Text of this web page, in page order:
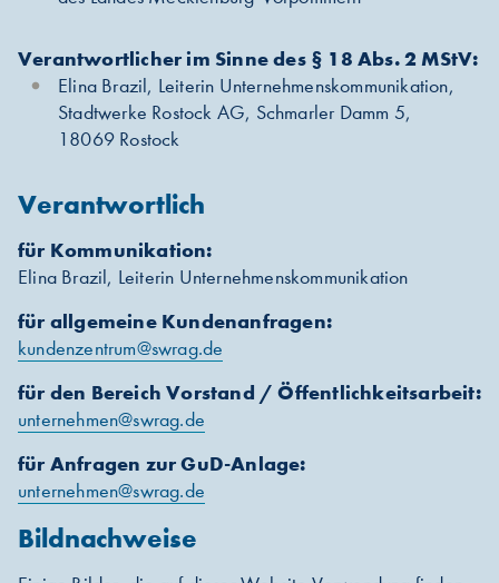
Verantwortlicher im Sinne des § 18 Abs. 2 MStV:
Elina Brazil, Leiterin Unternehmenskommunikation,
Stadtwerke Rostock AG, Schmarler Damm 5,
18069 Rostock
Verantwortlich
für Kommunikation:
Elina Brazil, Leiterin Unternehmenskommunikation
für allgemeine Kundenanfragen:
kundenzentrum@swrag.de
für den Bereich Vorstand / Öffentlichkeitsarbeit:
unternehmen@swrag.de
für Anfragen zur GuD-Anlage:
unternehmen@swrag.de
Bildnachweise